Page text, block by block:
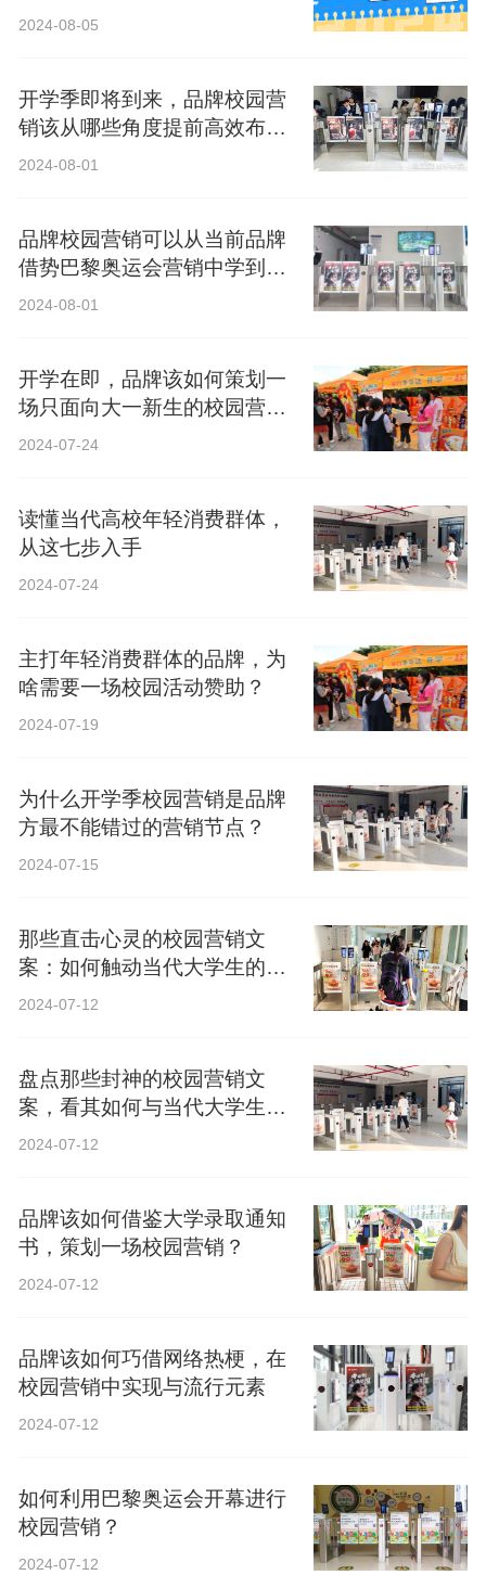
销攻略！
2024-08-05
开学季即将到来，品牌校园营
销该从哪些角度提前高效布
局？
2024-08-01
品牌校园营销可以从当前品牌
借势巴黎奥运会营销中学到什
么？
2024-08-01
开学在即，品牌该如何策划一
场只面向大一新生的校园营
销？
2024-07-24
读懂当代高校年轻消费群体，
从这七步入手
2024-07-24
主打年轻消费群体的品牌，为
啥需要一场校园活动赞助？
2024-07-19
为什么开学季校园营销是品牌
方最不能错过的营销节点？
2024-07-15
那些直击心灵的校园营销文
案：如何触动当代大学生的心
弦？
2024-07-12
盘点那些封神的校园营销文
案，看其如何与当代大学生精
神共鸣？
2024-07-12
品牌该如何借鉴大学录取通知
书，策划一场校园营销？
2024-07-12
品牌该如何巧借网络热梗，在
校园营销中实现与流行元素
2024-07-12
如何利用巴黎奥运会开幕进行
校园营销？
2024-07-12